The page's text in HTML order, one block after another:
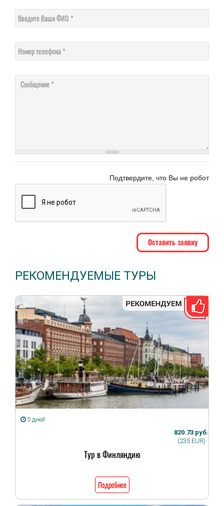
Введите Ваши ФИО
Номер телефона
Подтвердите, что Вы не робот
РЕКОМЕНДУЕМЫЕ ТУРЫ
5 дней
820.73 руб.
(235 EUR)
Тур в Финляндию
Подробнее